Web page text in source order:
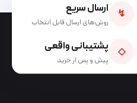
↯ ارسال سریع
روش‌های ارسال قابل انتخاب
◇ پشتیبانی واقعی
پیش و پس از خرید